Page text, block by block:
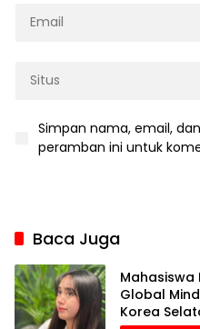
Simpan nama, email,
peramban ini untuk
Baca Juga
Mahasiswa
Global
Korea